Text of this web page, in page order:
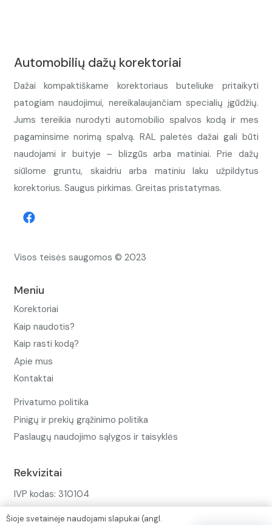
Automobilių dažų korektoriai
Dažai kompaktiškame korektoriaus buteliuke pritaikyti
patogiam naudojimui, nereikalaujančiam specialių įgūdžių.
Jums tereikia nurodyti automobilio spalvos kodą ir mes
pagaminsime norimą spalvą. RAL paletės dažai gali būti
naudojami ir buityje – blizgūs arba matiniai. Prie dažų
siūlome gruntu, skaidriu arba matiniu laku užpildytus
korektorius. Saugus pirkimas. Greitas pristatymas.
Visos teisės saugomos © 2023
Meniu
Korektoriai
Kaip naudotis?
Kaip rasti kodą?
Apie mus
Kontaktai
Privatumo politika
Pinigų ir prekių grąžinimo politika
Paslaugų naudojimo sąlygos ir taisyklės
Rekvizitai
IVP kodas: 310104
Šioje svetainėje naudojami slapukai (angl.